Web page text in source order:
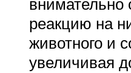
внимательно
реакцию на
животного и
увеличивая